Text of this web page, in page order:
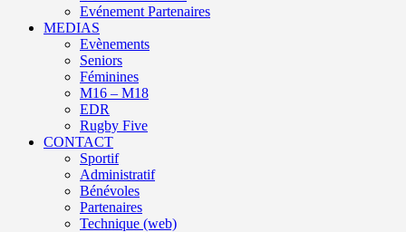
Evénement Partenaires
MEDIAS
Evènements
Seniors
Féminines
M16 – M18
EDR
Rugby Five
CONTACT
Sportif
Administratif
Bénévoles
Partenaires
Technique (web)